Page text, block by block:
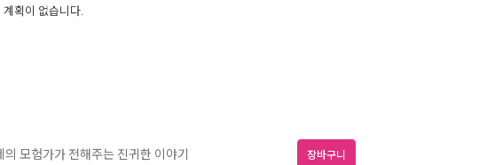
계획이 없습니다.
의 모험가가 전해주는 진귀한 이야기 장바구니